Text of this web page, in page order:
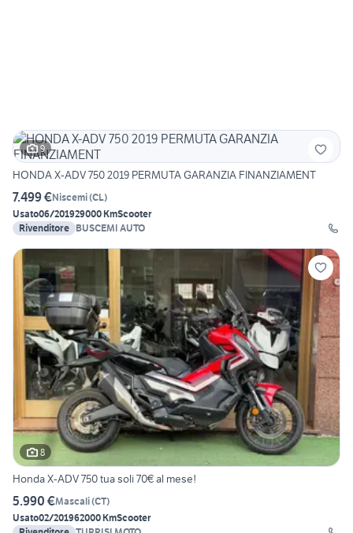
9
HONDA X-ADV 750 2019 PERMUTA GARANZIA FINANZIAMENT
7.499 €Niscemi(CL)
Usato06/201929000 KmScooter
Rivenditore BUSCEMI AUTO
8
Honda X-ADV 750 tua soli 70€ al mese!
5.990 €Mascali(CT)
Usato02/201962000 KmScooter